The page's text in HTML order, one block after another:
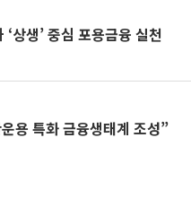
상생’ 중심 포용금융 실천
용 특화 금융생태계 조성”